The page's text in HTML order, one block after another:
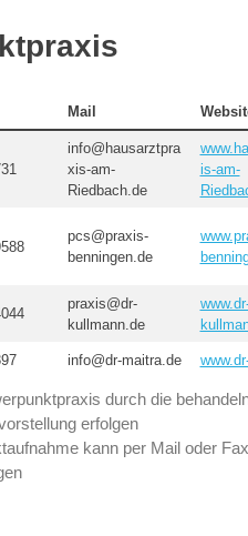
Mail
info@hausarztpra
xis-am-
Riedbach.de
is-am-
pcs@praxis-
benningen.de
praxis@dr-
kullmann.de
info@dr-maitra.de
durch die
erfolgen
kann per Mail oder